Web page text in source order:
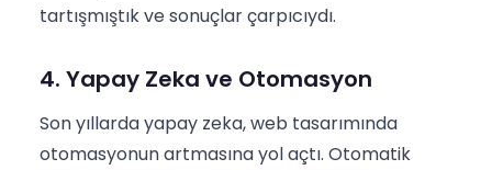
tartışmıştık ve sonuçlar çarpıcıydı.
4. Yapay Zeka ve Otomasyon
Son yıllarda yapay zeka, web tasarımında
otomasyonun artmasına yol açtı. Otomatik